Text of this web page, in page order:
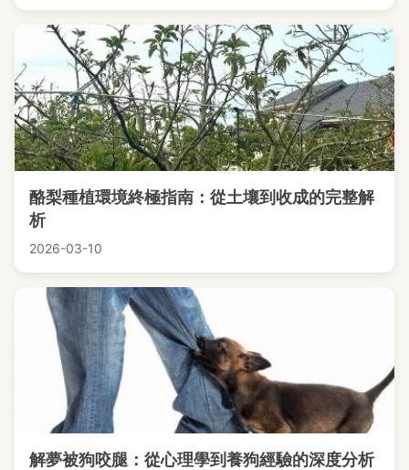
酪梨種植環境終極指南：從土壤到收成的完整解
析
2026-03-10
解夢被狗咬腿：從心理學到養狗經驗的深度分析